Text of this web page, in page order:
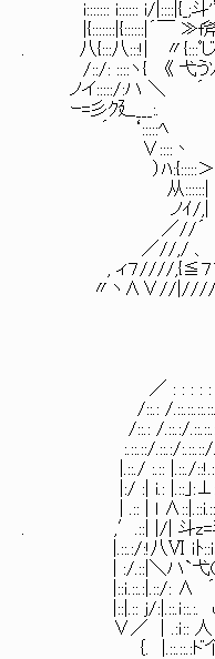
i::::::: i:::::: i/|::::|{_;
|{:::::::|{::::::|´￣ ≫f
. 八{:::八:::!| 〃{:::ﾟ
/::/: ::::ヽ{ 《
ノイ:::::/:ハ
ｰ=彡ｸ廴
´
∨::::
）ﾊ:{:::::＞
从::::::|
ノｲ/,| |
／//´ ／
／//,/ 、 ,／
, ィ７////,{≦７
〃ヽ∧∨//
／ : : : : : : : : : : : :
/::.: /
/::.: /.::.:/
:.::.::/.::.:/:.::.::/
|.::./ :.:: |.::./::!.::
|:/ :| i.: |.::｣:⊥:∧ :.::.::.|
| .:: | l ∧::|.::i.::|ハ
. ,′.::| |/| 斗z=ミVﾍ
|.::.:/:!八Ⅵ ｉﾄ::ｉﾊ
| :/.::|＼ハ`弋(ｿ
|::ｉ.::.:|.::/: ∧ ´
|::|.:: j/:|.::.ｉ
∨／ │.:ｉ:: 人
｛. |.::.::.:ド